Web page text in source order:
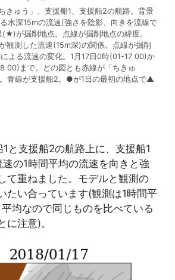
きゅう」、支援船1、支援船2の航路。背景
水深15mの流速(強さを陰影、向きを流線で
が掘削地点。点線が掘削地点の緯度。
観測した流速(15m深)の関係。点線が掘削
よる流速の変化。1月17日0時(01-17 00)か
00)まで。どの図とも赤線が「ちきゅ
青線が支援船2。●が1日の最初の地点で▲
と支援船2の航路上に、支援船1
の1時間平均の流速を向きと強
て重ねました。モデルと観測の
たい合っています(観測は1時間平
均なので同じものを比べている
に注意)。